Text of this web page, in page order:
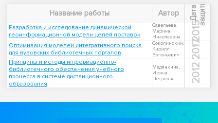
Название работы Автор Д
а
т
а
з
а
щ
и
ты
Разработка и исследование динамической
геоинформационной модели цепей поставок
Савельева,
Марина
Николаевна
2015
Оптимизация моделей интегративного поиска
для вузовских библиотечных порталов
Соколинский,
Кирилл
Евгеньевич
2017
Принципы и методы информационно-
библиотечного обеспечения учебного
процесса в системе дистанционного
образования
Медянкина,
Ирина
Петровна
2012